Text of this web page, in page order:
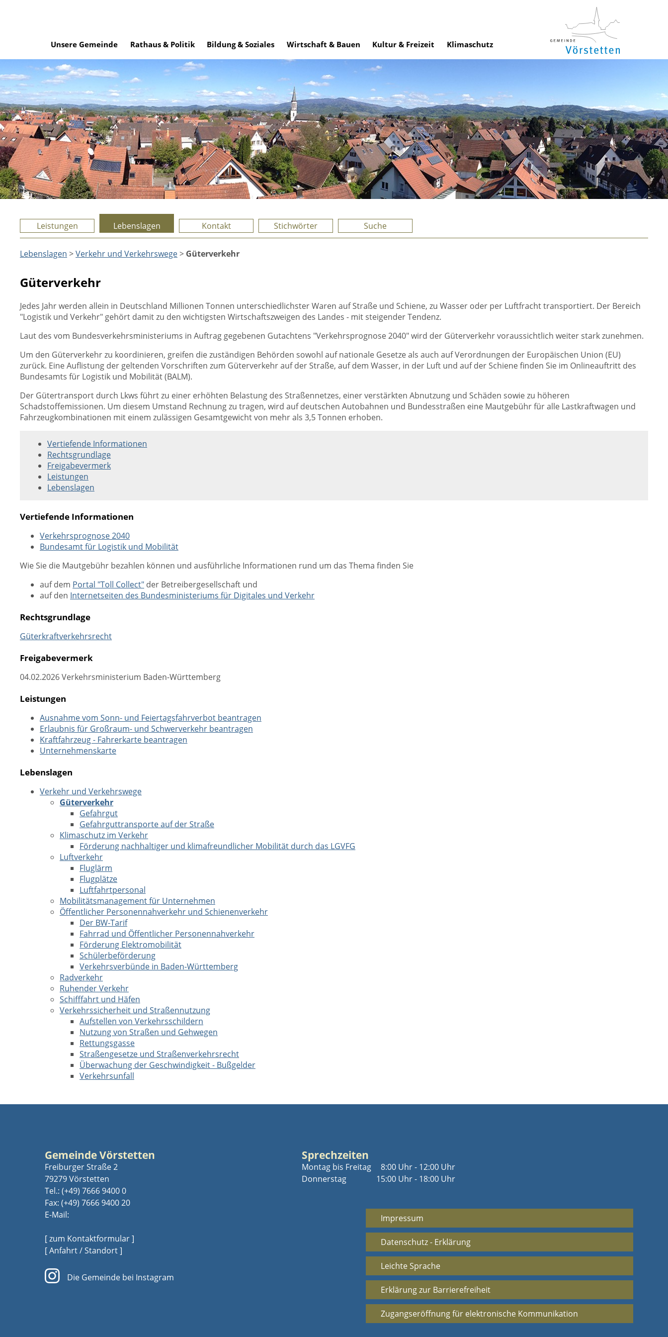
Unsere Gemeinde Rathaus & Politik Bildung & Soziales Wirtschaft & Bauen Kultur & Freizeit Klimaschutz
Leistungen Lebenslagen Kontakt Stichwörter Suche
Lebenslagen >Verkehr und Verkehrswege> Güterverkehr
Güterverkehr
Jedes Jahr werden allein in Deutschland Millionen Tonnen unterschiedlichster Waren auf Straße und Schiene, zu Wasser oder per Luftfracht transportiert. Der Bereich
"Logistik und Verkehr" gehört damit zu den wichtigsten Wirtschaftszweigen des Landes - mit steigender Tendenz.
Laut des vom Bundesverkehrsministeriums in Auftrag gegebenen Gutachtens "Verkehrsprognose 2040" wird der Güterverkehr voraussichtlich weiter stark zunehmen.
Um den Güterverkehr zu koordinieren, greifen die zuständigen Behörden sowohl auf nationale Gesetze als auch auf Verordnungen der Europäischen Union (EU)
zurück. Eine Auflistung der geltenden Vorschriften zum Güterverkehr auf der Straße, auf dem Wasser, in der Luft und auf der Schiene finden Sie im Onlineauftritt des
Bundesamts für Logistik und Mobilität (BALM).
Der Gütertransport durch Lkws führt zu einer erhöhten Belastung des Straßennetzes, einer verstärkten Abnutzung und Schäden sowie zu höheren
Schadstoffemissionen. Um diesem Umstand Rechnung zu tragen, wird auf deutschen Autobahnen und Bundesstraßen eine Mautgebühr für alle Lastkraftwagen und
Fahrzeugkombinationen mit einem zulässigen Gesamtgewicht von mehr als 3,5 Tonnen erhoben.
Vertiefende Informationen
Rechtsgrundlage
Freigabevermerk
Leistungen
Lebenslagen
Vertiefende Informationen
Verkehrsprognose 2040
Bundesamt für Logistik und Mobilität
Wie Sie die Mautgebühr bezahlen können und ausführliche Informationen rund um das Thema finden Sie
auf dem Portal "Toll Collect" der Betreibergesellschaft und
auf den Internetseiten des Bundesministeriums für Digitales und Verkehr
Rechtsgrundlage
Güterkraftverkehrsrecht
Freigabevermerk
04.02.2026 Verkehrsministerium Baden-Württemberg
Leistungen
Ausnahme vom Sonn- und Feiertagsfahrverbot beantragen
Erlaubnis für Großraum- und Schwerverkehr beantragen
Kraftfahrzeug - Fahrerkarte beantragen
Unternehmenskarte
Lebenslagen
Verkehr und Verkehrswege
Güterverkehr
Gefahrgut
Gefahrguttransporte auf der Straße
Klimaschutz im Verkehr
Förderung nachhaltiger und klimafreundlicher Mobilität durch das LGVFG
Luftverkehr
Fluglärm
Flugplätze
Luftfahrtpersonal
Mobilitätsmanagement für Unternehmen
Öffentlicher Personennahverkehr und Schienenverkehr
Der BW-Tarif
Fahrrad und Öffentlicher Personennahverkehr
Förderung Elektromobilität
Schülerbeförderung
Verkehrsverbünde in Baden-Württemberg
Radverkehr
Ruhender Verkehr
Schifffahrt und Häfen
Verkehrssicherheit und Straßennutzung
Aufstellen von Verkehrsschildern
Nutzung von Straßen und Gehwegen
Rettungsgasse
Straßengesetze und Straßenverkehrsrecht
Überwachung der Geschwindigkeit - Bußgelder
Verkehrsunfall
Gemeinde Vörstetten
Freiburger Straße 2
79279 Vörstetten
Tel.: (+49) 7666 9400 0
Fax: (+49) 7666 9400 20
E-Mail:
[ zum Kontaktformular ]
[ Anfahrt / Standort ]
Die Gemeinde bei Instagram
Sprechzeiten
Montag bis Freitag
Donnerstag
8:00 Uhr - 12:00 Uhr
15:00 Uhr - 18:00 Uhr
Impressum
Datenschutz - Erklärung
Leichte Sprache
Erklärung zur Barrierefreiheit
Zugangseröffnung für elektronische Kommunikation